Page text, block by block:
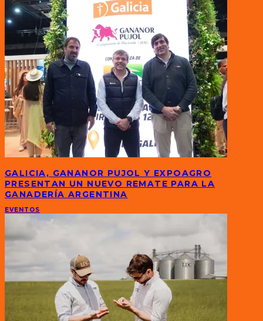
GALICIA, GANANOR PUJOL Y EXPOAGRO
PRESENTAN UN NUEVO REMATE PARA LA
GANADERÍA ARGENTINA
EVENTOS